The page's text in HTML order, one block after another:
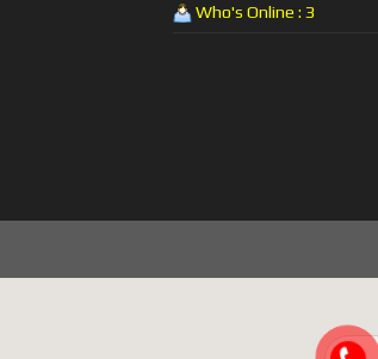
Who's Online : 3